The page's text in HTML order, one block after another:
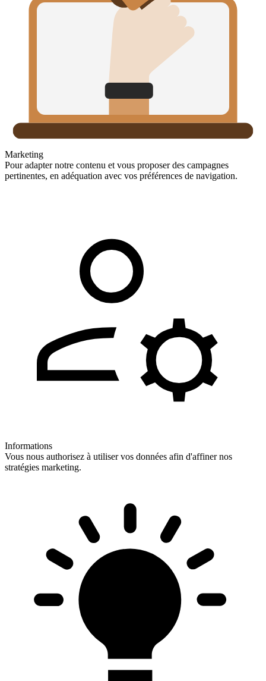
Marketing
Pour adapter notre contenu et vous proposer des campagnes
pertinentes, en adéquation avec vos préférences de navigation.
Informations
Vous nous authorisez à utiliser vos données afin d'affiner nos
stratégies marketing.